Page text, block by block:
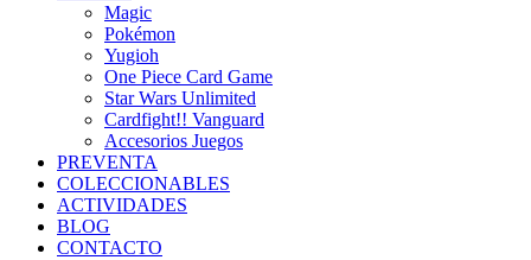
Magic
Pokémon
Yugioh
One Piece Card Game
Star Wars Unlimited
Cardfight!! Vanguard
Accesorios Juegos
PREVENTA
COLECCIONABLES
ACTIVIDADES
BLOG
CONTACTO